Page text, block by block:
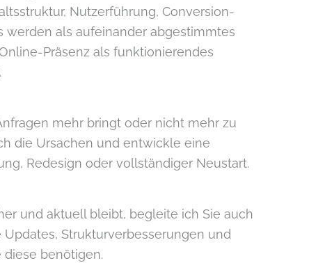
Nutzerführung, Conversion-
werden als aufeinander abgestimmtes
Präsenz als funktionierendes
mehr bringt oder nicht mehr zu
die Ursachen und entwickle eine
Redesign oder vollständiger Neustart.
und aktuell bleibt, begleite ich Sie auch
Strukturverbesserungen und
benötigen.